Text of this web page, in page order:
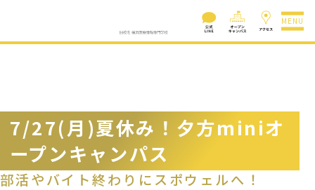
MENU
7/27(月)夏休み！夕方miniオ
ープンキャンパス
部活やバイト終わりにスポウェルへ！